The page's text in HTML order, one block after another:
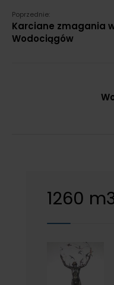
Poprzednie:
Karciane zmagania
Wodociągów
1260